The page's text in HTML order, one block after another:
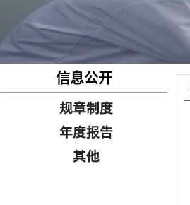
信息公开
规章制度
年度报告
其他